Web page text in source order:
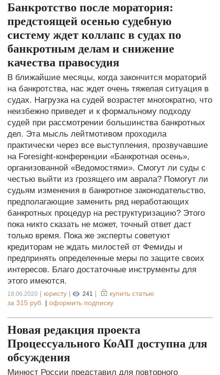
Банкротство после моратория:
предстоящей осенью судебную
систему ждет коллапс в судах по
банкротным делам и снижение
качества правосудия
В ближайшие месяцы, когда закончится мораторий
на банкротства, нас ждет очень тяжелая ситуация в
судах. Нагрузка на судей возрастет многократно, что
неизбежно приведет и к формальному подходу
судей при рассмотрении большинства банкротных
дел. Эта мысль лейтмотивом проходила
практически через все выступления, прозвучавшие
на Foresight-конференции «Банкротная осень»,
организованной «Ведомостями». Смогут ли суды с
честью выйти из грозящего им аврала? Помогут ли
судьям изменения в банкротное законодательство,
предполагающие заменить ряд неработающих
банкротных процедур на реструктуризацию? Этого
пока никто сказать не может, точный ответ даст
только время. Пока же эксперты советуют
кредиторам не ждать милостей от Фемиды и
предпринять определенные меры по защите своих
интересов. Благо достаточные инструменты для
этого имеются.
18.06.2020 | юристу | 241 |
купить статью
за 315 руб. | оформить подписку
Новая редакция проекта
Процессуального КоАП доступна для
обсуждения
Минюст России представил для повторного